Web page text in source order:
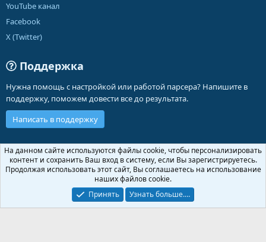
YouTube канал
Facebook
X (Twitter)
Поддержка
Нужна помощь с настройкой или работой парсера? Напишите в
поддержку, поможем довести все до результата.
Написать в поддержку
Russian (RU)
Обратная связь
Условия и правила
Политика конфиденциальности
Помощь
Community platform by XenForo ® © 2010-2026 XenForo Ltd.
На данном сайте используются файлы cookie, чтобы персонализировать
контент и сохранить Ваш вход в систему, если Вы зарегистрируетесь.
Продолжая использовать этот сайт, Вы соглашаетесь на использование
наших файлов cookie.
Принять
Узнать больше.…